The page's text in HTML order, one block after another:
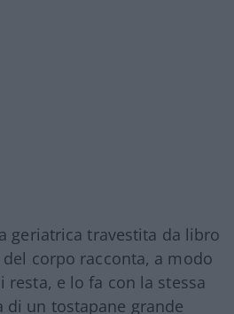
geriatrica travestita da libro
corpo racconta, a modo
e lo fa con la stessa
un tostapane grande